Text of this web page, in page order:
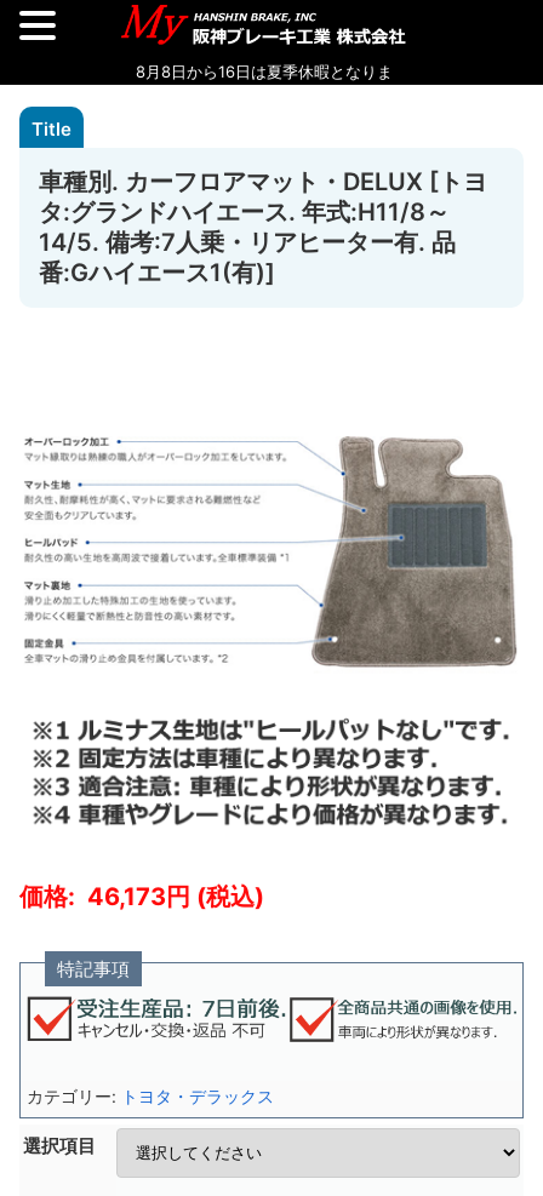
車種別. カーフロアマット・DELUX [トヨ
タ:グランドハイエース. 年式:H11/8～
14/5. 備考:7人乗・リアヒーター有. 品
番:Gハイエース1(有)]
46,173
特記事項
選択項目
カテゴリー: トヨタ・デラックス